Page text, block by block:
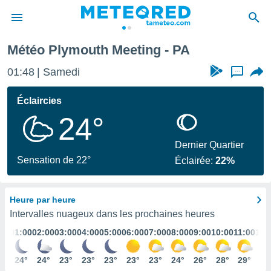
de
en
Météo Plymouth Meeting - PA
01:48 Samedi ...
Éclaircies
24°
Sensation de 22°
Dernier Quartier
Éclairée:22%
Heure par heure
Intervalles nuageux dans les prochaines heures
01:00
24°
02:00
24°
03:00
23°
04:00
23°
05:00
23°
06:00
23°
07:00
23°
08:00
24°
09:00
26°
10:00
28°
11:00
29°